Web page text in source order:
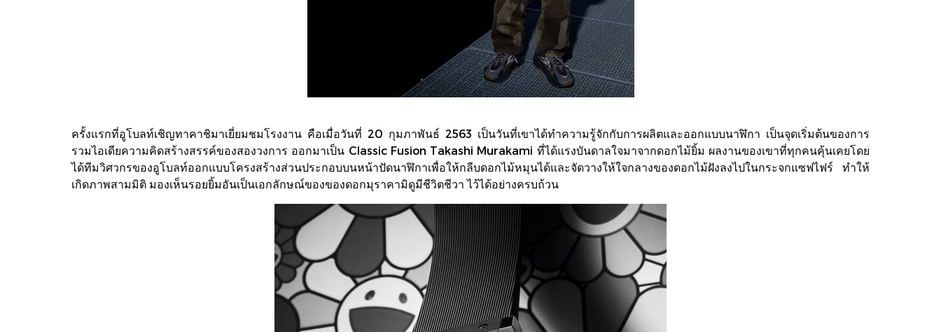
ครั้งแรกที่อูโบลท์เชิญทาคาชิมาเยี่ยมชมโรงงาน คือเมื่อวันที่ 20 กุมภาพันธ์ 2563 เป็นวันที่เขาได้ทำความรู้จักกับการผลิตและออกแบบนาฬิกา เป็นจุดเริ่มต้นของการ
รวมไอเดียความคิดสร้างสรรค์ของสองวงการ ออกมาเป็น Classic Fusion Takashi Murakami ที่ได้แรงบันดาลใจมาจากดอกไม้ยิ้ม ผลงานของเขาที่ทุกคนคุ้นเคยโดย
ได้ทีมวิศวกรของอูโบลท์ออกแบบโครงสร้างส่วนประกอบบนหน้าปัดนาฬิกาเพื่อให้กลีบดอกไม้หมุนได้และจัดวางให้ใจกลางของดอกไม้ฝังลงไปในกระจกแซฟไฟร์ ทำให้
เกิดภาพสามมิติ มองเห็นรอยยิ้มอันเป็นเอกลักษณ์ของของดอกมุราคามิดูมีชีวิตชีวา ไว้ได้อย่างครบถ้วน